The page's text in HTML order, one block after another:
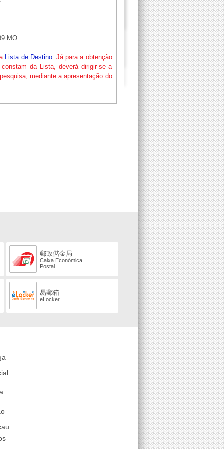
MO
Lista de Destino. Já para a obtenção
da Lista, deverá dirigir-se a
mediante a apresentação do
郵政儲金局
Caixa Económica
Postal
易郵箱
eLocker